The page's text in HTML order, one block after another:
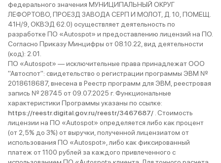
федерального значения МУНИЦИПАЛЬНЫЙ ОКРУГ
ЛЕФОРТОВО, ПРОЕЗД ЗАВОДА СЕРП И МОЛОТ, Д. 10, ПОМЕЩ.
41Н/9, ОКВЭД 62.0) осуществляет деятельность по
разработке ПО «Autospot» и предоставлению лицензий на ПО.
Согласно Приказу Минцифры от 08.10.22, вид деятельности
(код): 2.01.
ПО «Autospot» — исключительные права принадлежат ООО
"Автоспот": свидетельство о регистрации программы ЭВМ №
2018618687, внесена в Реестр программ для ЭВМ, реестровая
запись № 28745 от 09.07.2025 г. Функциональные
характеристики Программы указаны по ссылке:
https://reestr.digital.gov.ru/reestr/3467687/ . Стоимость
лицензии на ПО «Autospot» определяется либо как процент
(от 2,5% до 3%) от выручки, полученной лицензиатом от
использования ПО «Autospot», либо как фиксированный
платеж от 1100 рублей за каждого привлеченного с